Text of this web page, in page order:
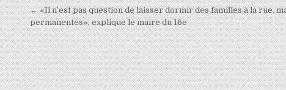
Navigation
de
l’article
← «Il n’est pas question de laisser dormir des familles à la rue,
permanentes», explique le maire du 16e